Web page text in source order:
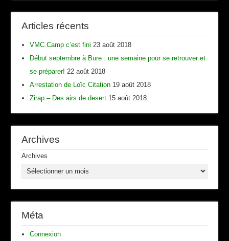
Articles récents
VMC.Camp c’est fini 23 août 2018
Début septembre à Bure : une semaine pour se retrouver et
se préparer! 22 août 2018
Arrestation de Loïc Citation 19 août 2018
Zirap – Des airs de desert 15 août 2018
Archives
Archives
Méta
Connexion